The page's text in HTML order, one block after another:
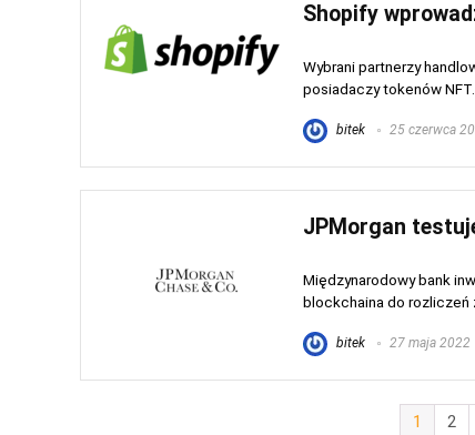
Shopify
Wybrani partnerzy
posiadaczy tokenów NFT.
bitek 25 czerwca
JPMorgan
Międzynarodowy bank
blockchaina do rozliczeń
bitek 27 maja 2022
1 2